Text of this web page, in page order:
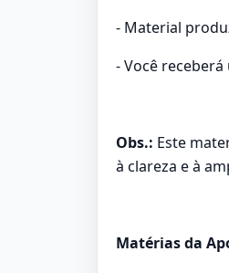
- Material
- Você
Obs.: Este
à clareza e à
Matérias da